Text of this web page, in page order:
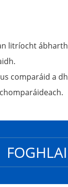
litríocht
comparáid a